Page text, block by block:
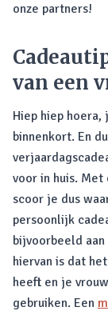
onze partners!
van een
Hiep hiep
binnenkort. En
voor in huis. Met
scoor je dus
persoonlijk
bijvoorbeeld
hiervan is dat
heeft en je
gebruiken. Een